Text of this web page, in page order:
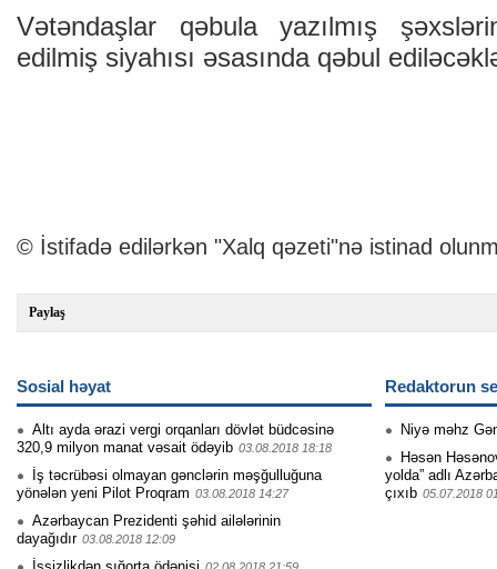
Vətəndaşlar qəbula yazılmış
edilmiş siyahısı əsasında qəbul
© İstifadə edilərkən "Xalq qəzeti"nə istinad
Paylaş
Sosial həyat
Altı ayda ərazi vergi orqanları dövlət büdcəsinə
320,9 milyon manat vəsait ödəyib 03.08.2018 18:18
İş təcrübəsi olmayan gənclərin məşğulluğuna
yönələn yeni Pilot Proqram 03.08.2018 14:27
Azərbaycan Prezidenti şəhid ailələrinin
dayağıdır 03.08.2018 12:09
Redaktorun
Niyə məhz
Həsən
yolda” adlı
çıxıb 05.07.2018